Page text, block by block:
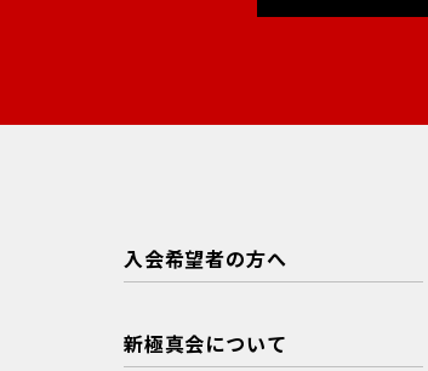
入会希望者の方へ
新極真会について